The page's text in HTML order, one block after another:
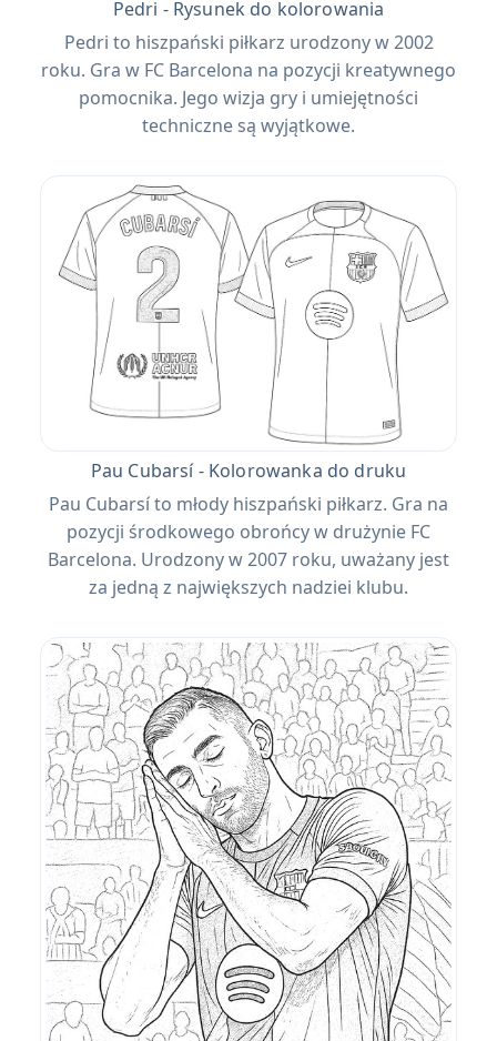
Pedri - Rysunek do kolorowania
Pedri to hiszpański piłkarz urodzony w 2002
roku. Gra w FC Barcelona na pozycji kreatywnego
pomocnika. Jego wizja gry i umiejętności
techniczne są wyjątkowe.
Pau Cubarsí - Kolorowanka do druku
Pau Cubarsí to młody hiszpański piłkarz. Gra na
pozycji środkowego obrońcy w drużynie FC
Barcelona. Urodzony w 2007 roku, uważany jest
za jedną z największych nadziei klubu.